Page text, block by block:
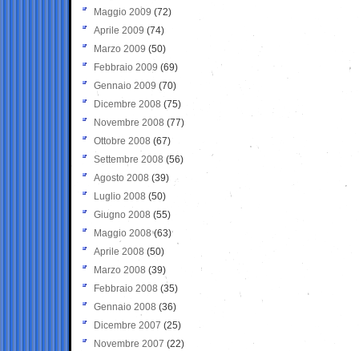
Maggio 2009 (72)
Aprile 2009 (74)
Marzo 2009 (50)
Febbraio 2009 (69)
Gennaio 2009 (70)
Dicembre 2008 (75)
Novembre 2008 (77)
Ottobre 2008 (67)
Settembre 2008 (56)
Agosto 2008 (39)
Luglio 2008 (50)
Giugno 2008 (55)
Maggio 2008(63)
Aprile 2008 (50)
Marzo 2008 (39)
Febbraio 2008 (35)
Gennaio 2008 (36)
Dicembre 2007 (25)
Novembre 2007 (22)